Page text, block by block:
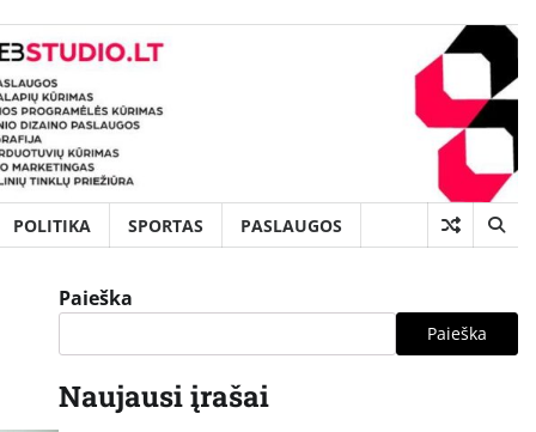
POLITIKA SPORTAS PASLAUGOS
Paieška
Paieška
Naujausi įrašai